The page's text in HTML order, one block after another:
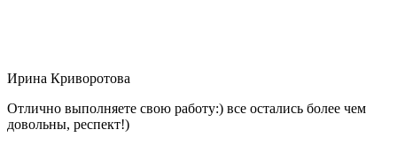
Ирина Криворотова
Отлично выполняете свою работу:) все остались более чем
довольны, респект!)